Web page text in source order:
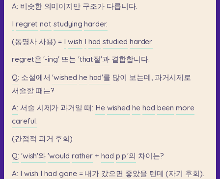
A: 비슷한 의미이지만 구조가 다릅니다.
I regret not studying harder.
(동명사 사용) = I wish I had studied harder.
regret은 '-ing' 또는 'that절'과 결합합니다.
Q: 소설에서 'wished he had'를 많이 보는데, 과거시제로
서술할 때는?
A: 서술 시제가 과거일 때: He wished he had been more
careful.
(간접적 과거 후회)
Q: 'wish'와 'would rather + had p.p.'의 차이는?
A: I wish I had gone = 내가 갔으면 좋았을 텐데 (자기 후회).